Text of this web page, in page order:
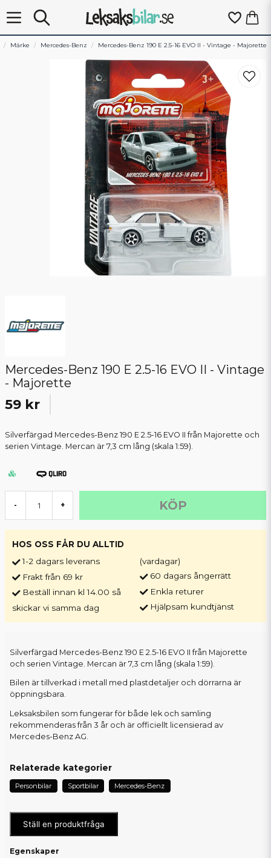
Märke Mercedes-Benz Mercedes-Benz 190 E 2.5-16 EVO II - Vintage - Majorette
Mercedes-Benz 190 E 2.5-16 EVO II - Vintage
- Majorette
59 kr
Silverfärgad Mercedes-Benz 190 E 2.5-16 EVO II från Majorette och
serien Vintage. Mercan är 7,3 cm lång (skala 1:59).
- + KÖP
HOS OSS FÅR DU ALLTID
1-2 dagars leverans
Frakt från 69 kr
Beställ innan kl 14.00 så
skickar vi samma dag
(vardagar)
60 dagars ångerrätt
Enkla returer
Hjälpsam kundtjänst
Silverfärgad Mercedes-Benz 190 E 2.5-16 EVO II från Majorette
och serien Vintage. Mercan är 7,3 cm lång (skala 1:59).
Bilen är tillverkad i metall med plastdetaljer och dörrarna är
öppningsbara.
Leksaksbilen som fungerar för både lek och samling
rekommenderas från 3 år och är officiellt licensierad av
Mercedes-Benz AG.
Relaterade kategorier
Personbilar Sportbilar Mercedes-Benz
Ställ en produktfråga
Egenskaper